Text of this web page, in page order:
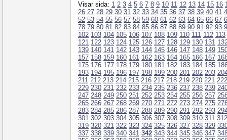
Visar sida: 1 2 3 4 5 6 7 8 9 10 11 12 13 14 15 16
26 27 28 29 30 31 32 33 34 35 36 37 38 39 40 41
52 53 54 55 56 57 58 59 60 61 62 63 64 65 66 67
78 79 80 81 82 83 84 85 86 87 88 89 90 91 92 93
102 103 104 105 106 107 108 109 110 111 112 113
121 122 123 124 125 126 127 128 129 130 131
139 140 141 142 143 144 145 146 147 148 149
157 158 159 160 161 162 163 164 165 166 167
175 176 177 178 179 180 181 182 183 184 185
193 194 195 196 197 198 199 200 201 202 203
211 212 213 214 215 216 217 218 219 220 221 222
229 230 231 232 233 234 235 236 237 238 239
247 248 249 250 251 252 253 254 255 256 257
265 266 267 268 269 270 271 272 273 274 275
283 284 285 286 287 288 289 290 291 292 293
301 302 303 304 305 306 307 308 309 310 311 312
319 320 321 322 323 324 325 326 327 328 329
337 338 339 340 341 342 343 344 345 346 347